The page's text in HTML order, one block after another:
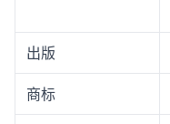
出版
商标